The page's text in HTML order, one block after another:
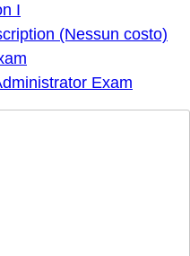
I
(Nessun costo)
Exam